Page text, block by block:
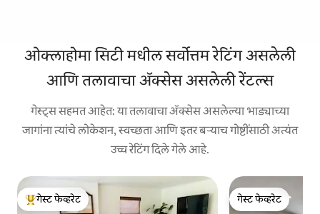
ओक्लाहोमा सिटी मधील सर्वोत्तम रेटिंग असलेली
आणि तलावाचा ॲक्सेस असलेली रेंटल्स
गेस्ट्स सहमत आहेत: या तलावाचा ॲक्सेस असलेल्या भाड्याच्या
जागांना त्यांचे लोकेशन, स्वच्छता आणि इतर बऱ्याच गोष्टींसाठी अत्यंत
उच्च रेटिंग दिले गेले आहे.
टॉप गेस्ट फेव्हरेट
गेस्ट फेव्हरेट
गेस्ट फेव्हरेट
गेस्ट फेव्हरेट